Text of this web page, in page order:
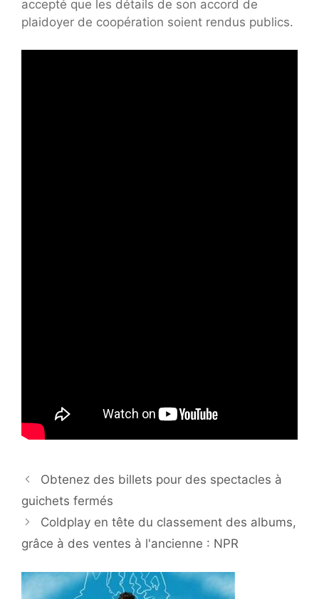
accepté que les détails de son accord de
plaidoyer de coopération soient rendus publics.
Obtenez des billets pour des spectacles à
guichets fermés
Coldplay en tête du classement des albums,
grâce à des ventes à l'ancienne : NPR